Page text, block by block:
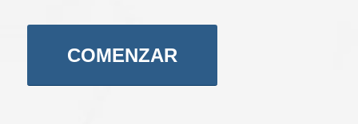
COMENZAR